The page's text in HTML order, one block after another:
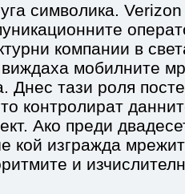
символика.
компании в
виждаха мобилните
Днес тази роля
контролират
Ако преди
кой изгражда
и